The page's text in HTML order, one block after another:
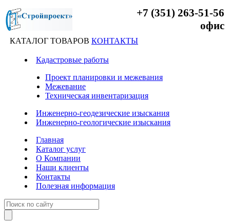
+7 (351) 263-51-56
офис
КАТАЛОГ ТОВАРОВ КОНТАКТЫ
Кадастровые работы
Проект планировки и межевания
Межевание
Техническая инвентаризация
Инженерно-геодезические изыскания
Инженерно-геологические изыскания
Главная
Каталог услуг
О Компании
Наши клиенты
Контакты
Полезная информация